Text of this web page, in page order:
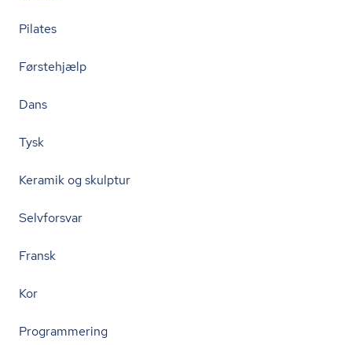
Pilates
Førstehjælp
Dans
Tysk
Keramik og skulptur
Selvforsvar
Fransk
Kor
Programmering